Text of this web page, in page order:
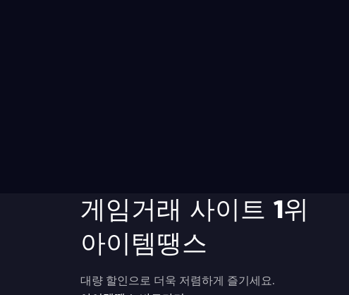
게임거래 사이트 1위
아이템땡스
대량 할인으로 더욱 저렴하게 즐기세요.